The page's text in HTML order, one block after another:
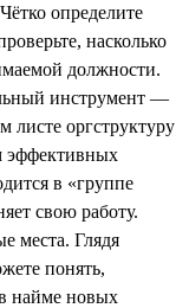
определите
насколько
должности.
инструмент —
листе оргструктуру
эффективных
в «группе
свою работу.
места. Глядя
понять,
найме новых